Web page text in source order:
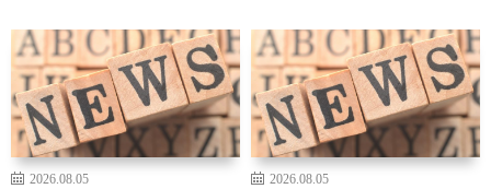
2026.08.05
2026.08.05